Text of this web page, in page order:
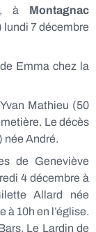
à Montagnac
lundi 7 décembre
Emma chez la
Mathieu (50
Le décès
née André.
de Geneviève
4 décembre à
Allard née
à 10h en l’église.
Le Lardin de